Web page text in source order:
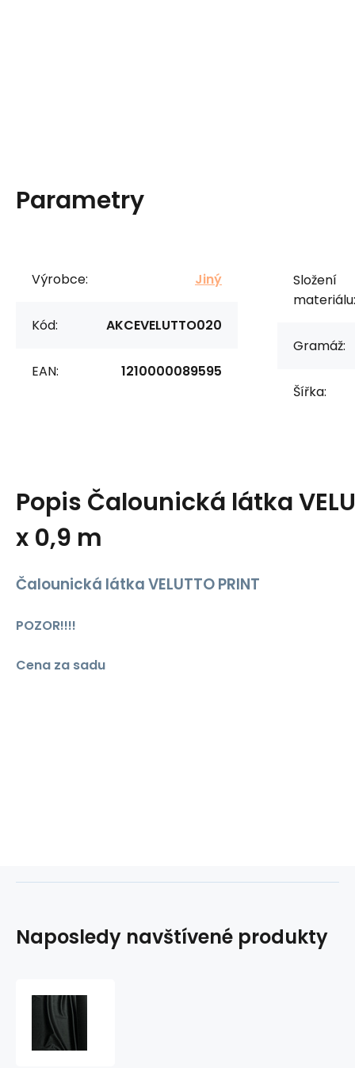
Parametry
Výrobce: Jiný
Kód: AKCEVELUTTO020
EAN: 1210000089595
Složení
materiálu:
Gramáž:
Šířka:
Popis Čalounická látka
x 0,9 m
Čalounická látka VELUTTO PRINT
POZOR!!!!
Cena za sadu
Naposledy navštívené produkty